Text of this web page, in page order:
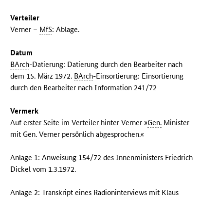
Verteiler
Verner – MfS: Ablage.
Datum
BArch-Datierung: Datierung durch den Bearbeiter nach
dem 15. März 1972. BArch-Einsortierung: Einsortierung
durch den Bearbeiter nach Information 241/72
Vermerk
Auf erster Seite im Verteiler hinter Verner »Gen. Minister
mit Gen. Verner persönlich abgesprochen.«
Anlage 1: Anweisung 154/72 des Innenministers Friedrich
Dickel vom 1.3.1972.
Anlage 2: Transkript eines Radioninterviews mit Klaus